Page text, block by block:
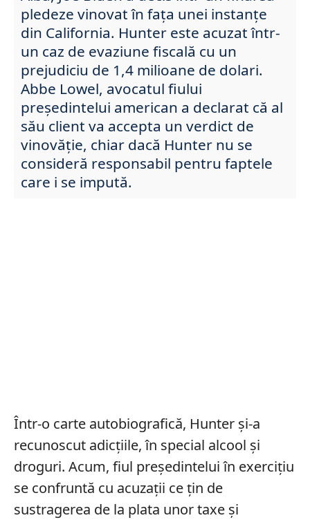
pledeze vinovat în fața unei instanțe
din California. Hunter este acuzat într-
un caz de evaziune fiscală cu un
prejudiciu de 1,4 milioane de dolari.
Abbe Lowel, avocatul fiului
președintelui american a declarat că al
său client va accepta un verdict de
vinovăție, chiar dacă Hunter nu se
consideră responsabil pentru faptele
care i se impută.
Într-o carte autobiografică, Hunter și-a
recunoscut adicțiile, în special alcool și
droguri. Acum, fiul președintelui în exercițiu
se confruntă cu acuzații ce țin de
sustragerea de la plata unor taxe și